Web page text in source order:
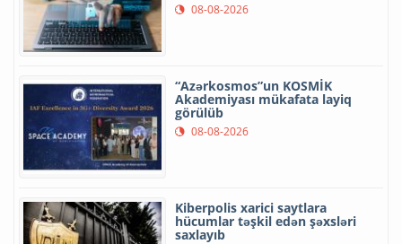
08-08-2026
“Azərkosmos”un KOSMİK
Akademiyası mükafata layiq
görülüb
08-08-2026
Kiberpolis xarici saytlara
hücumlar təşkil edən şəxsləri
saxlayıb